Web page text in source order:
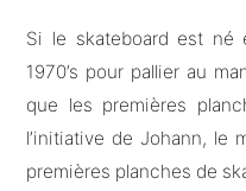
Si le skateboard est né
1970’s pour pallier au
que les premières
l’initiative de Johann, le
premières planches de